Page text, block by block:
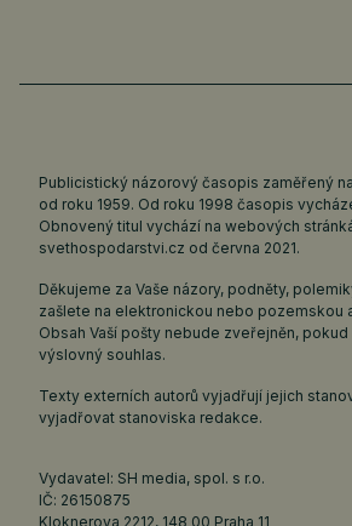
Publicistický názorový časopis zaměřený
od roku 1959. Od roku 1998 časopis
Obnovený titul vychází na webových
svethospodarstvi.cz od června 2021.
Děkujeme za Vaše názory, podněty,
zašlete na elektronickou nebo pozemskou
Obsah Vaší pošty nebude zveřejněn,
výslovný souhlas.
Texty externích autorů vyjadřují jejich
vyjadřovat stanoviska redakce.
Vydavatel: SH media, spol. s r.o.
IČ: 26150875
Kloknerova 2212, 148 00 Praha 11